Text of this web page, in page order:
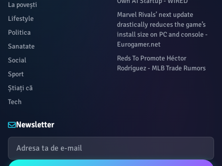
La povești
Lifestyle
Politica
Sanatate
Social
Sport
Știați că
Tech
Marvel Rivals’ next update
drastically reduces the game’s
install size on PC and console -
Eurogamer.net
Reds To Promote Héctor
Rodríguez - MLB Trade Rumors
Newsletter